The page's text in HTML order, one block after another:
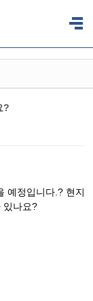
?
예정입니다.? 현지
있나요?